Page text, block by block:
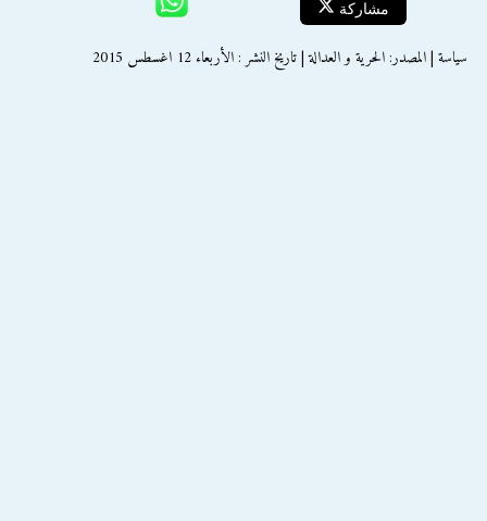
مشاركة
سياسة | المصدر: الحرية و العدالة | تاريخ النشر : الأربعاء 12 اغسطس 2015